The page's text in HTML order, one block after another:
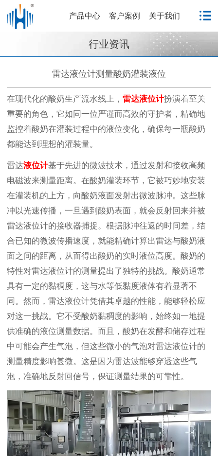
产品中心 客户案例 关于我们
行业资讯
雷达液位计测量酸奶灌装液位
在现代化的酸奶生产流水线上， 雷达液位计扮演着至关
重要的角色，它如同一位严谨而高效的守护者，精确地
监控着酸奶在灌装过程中的液位变化，确保每一瓶酸奶
都能达到理想的灌装量。
雷达液位计基于先进的微波技术，通过发射和接收高频
电磁波来测量距离。在酸奶灌装环节，它被巧妙地安装
在灌装机的上方，向酸奶液面发射出微波脉冲。这些脉
冲以光速传播，一旦遇到酸奶表面，就会反射回来并被
雷达液位计的接收器捕捉。根据脉冲往返的时间差，结
合已知的微波传播速度，就能精确计算出雷达与酸奶液
面之间的距离，从而得出酸奶的实时液位高度。酸奶的
特性对雷达液位计的测量提出了独特的挑战。酸奶通常
具有一定的黏稠度，这与水等低黏度液体有着显著不
同。然而，雷达液位计凭借其卓越的性能，能够轻松应
对这一挑战。它不受酸奶黏稠度的影响，始终如一地提
供准确的液位测量数据。而且，酸奶在发酵和储存过程
中可能会产生气泡，但这些微小的气泡对雷达液位计的
测量精度影响甚微。这是因为雷达波能够穿透这些气
泡，准确地反射回信号，保证测量结果的可靠性。